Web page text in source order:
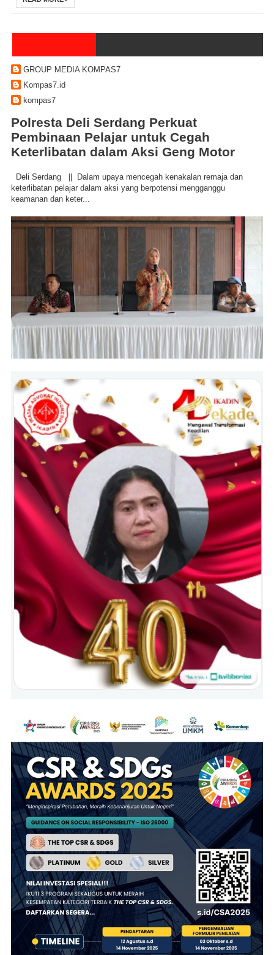
GROUP MEDIA KOMPAS7
Kompas7.id
kompas7
Polresta Deli Serdang Perkuat
Pembinaan Pelajar untuk Cegah
Keterlibatan dalam Aksi Geng Motor
Deli Serdang || Dalam upaya mencegah kenakalan remaja dan
keterlibatan pelajar dalam aksi yang berpotensi mengganggu
keamanan dan keter...